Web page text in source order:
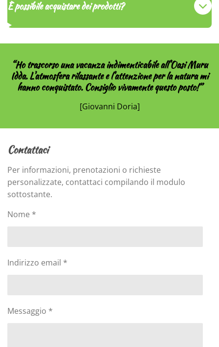
È possibile acquistare dei prodotti?
“Ho trascorso una vacanza indimenticabile all'Oasi Muru
Idda. L'atmosfera rilassante e l'attenzione per la natura mi
hanno conquistato. Consiglio vivamente questo posto!”
[Giovanni Doria]
Contattaci
Per informazioni, prenotazioni o richieste
personalizzate, contattaci compilando il modulo
sottostante.
Nome *
Indirizzo email *
Messaggio *